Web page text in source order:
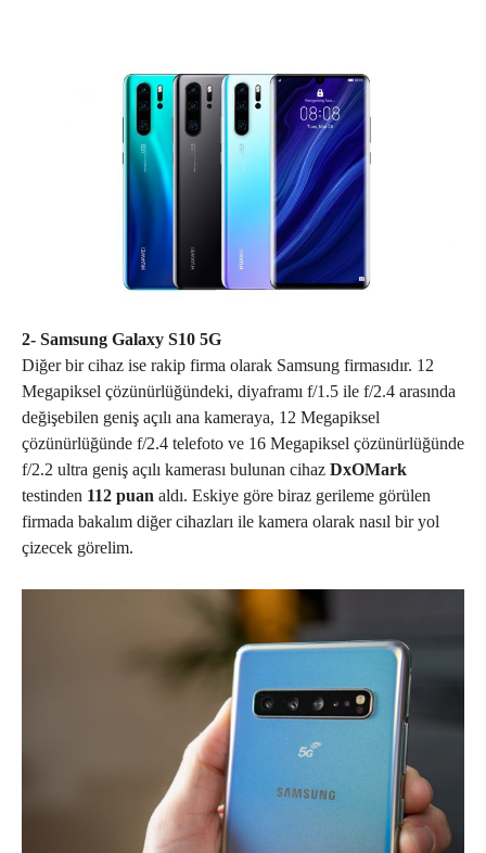
2- Samsung Galaxy S10 5G
Diğer bir cihaz ise rakip firma olarak Samsung firmasıdır. 12
Megapiksel çözünürlüğündeki, diyaframı f/1.5 ile f/2.4 arasında
değişebilen geniş açılı ana kameraya, 12 Megapiksel
çözünürlüğünde f/2.4 telefoto ve 16 Megapiksel çözünürlüğünde
f/2.2 ultra geniş açılı kamerası bulunan cihaz DxOMark
testinden 112 puan aldı. Eskiye göre biraz gerileme görülen
firmada bakalım diğer cihazları ile kamera olarak nasıl bir yol
çizecek görelim.